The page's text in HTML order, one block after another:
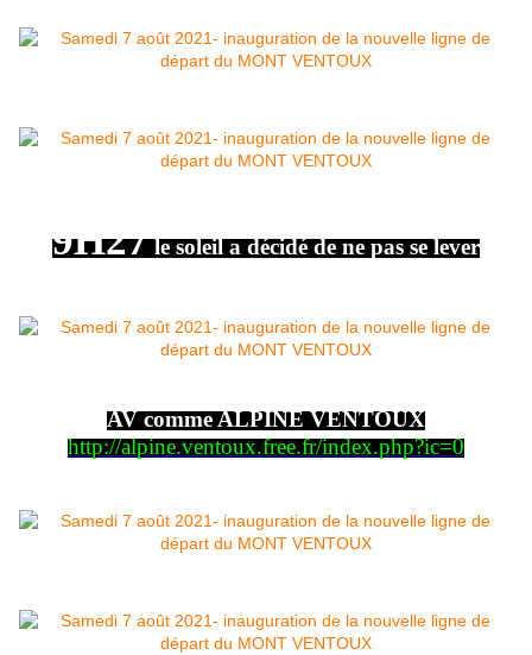
9H27le soleil a décidé de ne pas se lever
AV comme ALPINE VENTOUX
http://alpine.ventoux.free.fr/index.php?ic=0